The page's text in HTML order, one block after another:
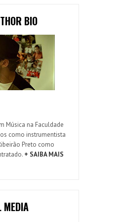
BIO
Música na Faculdade
como instrumentista
Preto como
+ SAIBA MAIS
MEDIA